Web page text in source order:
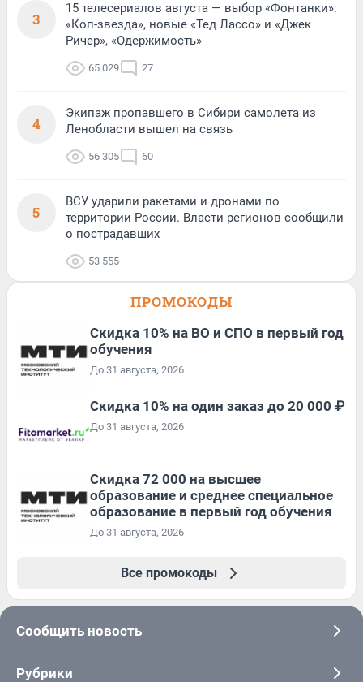
3
15 телесериалов августа — выбор «Фонтанки»:
«Коп-звезда», новые «Тед Лассо» и «Джек
Ричер», «Одержимость»
65 029 27
4
Экипаж пропавшего в Сибири самолета из
Ленобласти вышел на связь
56 305 60
5
ВСУ ударили ракетами и дронами по
территории России. Власти регионов сообщили
о пострадавших
53 555
ПРОМОКОДЫ
Скидка 10% на ВО и СПО в первый год
обучения
До 31 августа, 2026
Скидка 10% на один заказ до 20 000 ₽
До 31 августа, 2026
Скидка 72 000 на высшее
образование и среднее специальное
образование в первый год обучения
До 31 августа, 2026
Все промокоды
Сообщить новость
Рубрики